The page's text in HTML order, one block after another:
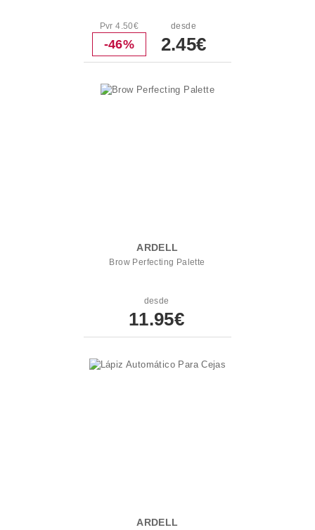
Pvr 4.50€
-46%
desde
2.45€
ARDELL
Brow Perfecting Palette
desde
11.95€
ARDELL